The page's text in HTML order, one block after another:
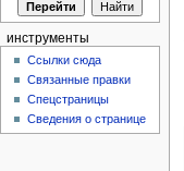
инструменты
Ссылки сюда
Связанные правки
Спецстраницы
Сведения о странице